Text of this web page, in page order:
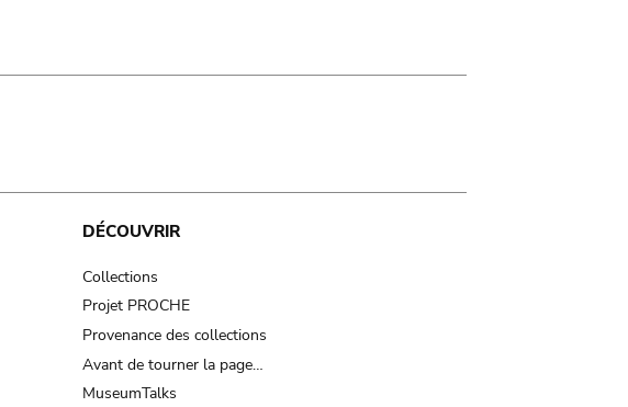
DÉCOUVRIR
Collections
Projet PROCHE
Provenance des collections
Avant de tourner la page…
MuseumTalks